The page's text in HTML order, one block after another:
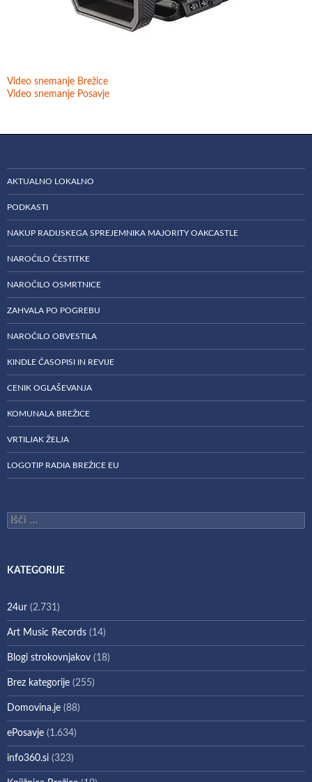
Video snemanje Brežice
Video snemanje Posavje
AKTUALNO LOKALNO
PODKASTI
NAKUP RADIJSKEGA SPREJEMNIKA MAJORITY OAKCASTLE
NAROČILO ČESTITKE
NAROČILO OSMRTNICE
ZAHVALA PO POGREBU
NAROČILO OBVESTILA
KINDLE ČASOPISI IN REVIJE
CENIK OGLAŠEVANJA
KOMUNALA BREŽICE
VRTILJAK ŽELJA
LOGOTIP RADIA BREŽICE EU
Išči:
KATEGORIJE
24ur (2.731)
Art Music Records (14)
Blogi strokovnjakov (18)
Brez kategorije (255)
Domovina.je (88)
ePosavje (1.634)
info360.si (323)